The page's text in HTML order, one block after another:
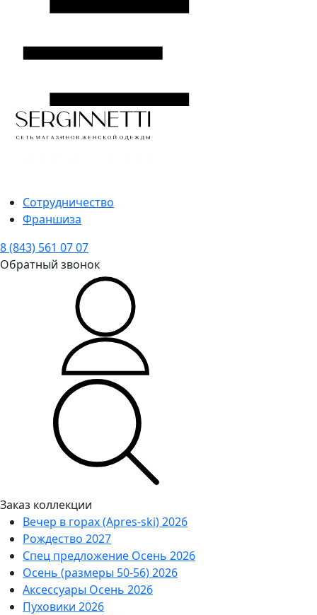
Сотрудничество
Франшиза
8 (843) 561 07 07
Обратный звонок
Заказ коллекции
Вечер в горах (Apres-ski) 2026
Рождество 2027
Спец предложение Осень 2026
Осень (размеры 50-56) 2026
Аксессуары Осень 2026
Пуховики 2026